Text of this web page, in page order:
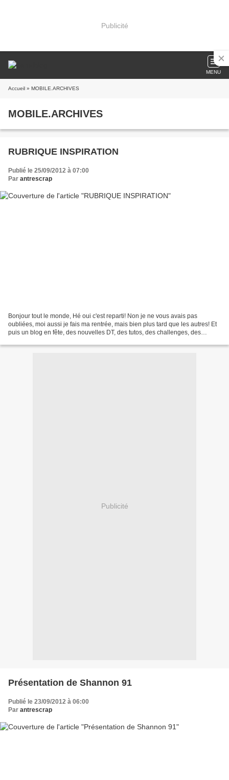
Publicité
MENU
Accueil » MOBILE.ARCHIVES
MOBILE.ARCHIVES
RUBRIQUE INSPIRATION
Publié le 25/09/2012 à 07:00
Par antrescrap
Bonjour tout le monde, Hé oui c'est reparti! Non je ne vous avais pas
oubliées, moi aussi je fais ma rentrée, mais bien plus tard que les autres! Et
puis un blog en fête, des nouvelles DT, des tutos, des challenges, des
Publicité
Présentation de Shannon 91
Publié le 23/09/2012 à 06:00
Par antrescrap